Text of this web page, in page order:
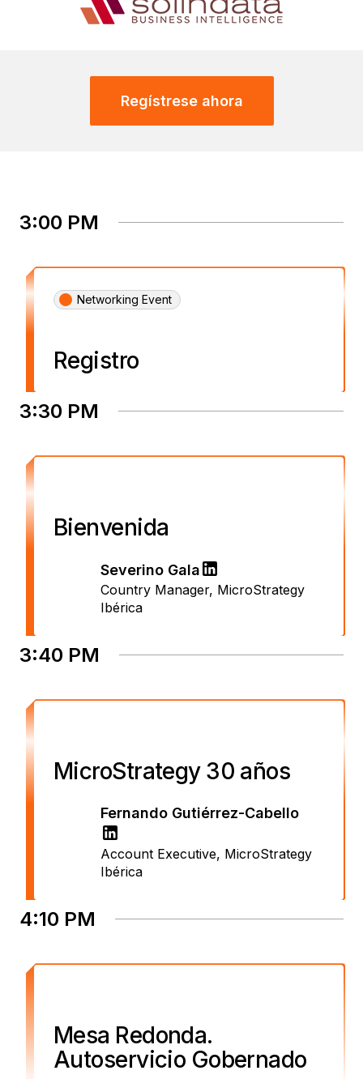
Regístrese ahora
3:00 PM
Networking Event
Registro
3:30 PM
Bienvenida
Severino Gala
Country Manager, MicroStrategy
Ibérica
3:40 PM
MicroStrategy 30 años
Fernando Gutiérrez-Cabello
Account Executive, MicroStrategy
Ibérica
4:10 PM
Mesa Redonda.
Autoservicio Gobernado